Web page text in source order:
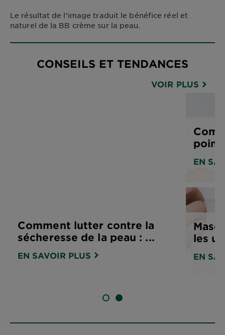
Le résultat de l’image traduit le bénéfice réel et
naturel de la BB crème sur la peau.
CONSEILS ET TENDANCES
VOIR PLUS
Comment lutter contre la
sécheresse de la peau : ...
EN SAVOIR PLUS
EN
les
EN
DIAPOSITIVE 1
DIAPOSITIVE 2